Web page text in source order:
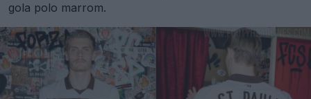
gola polo marrom.